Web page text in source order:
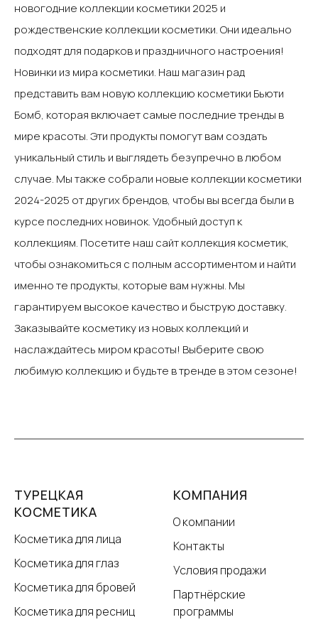
новогодние коллекции косметики 2025 и
рождественские коллекции косметики. Они идеально
подходят для подарков и праздничного настроения!‍
Новинки из мира косметики‍. Наш магазин рад
представить вам новую коллекцию косметики Бьюти
Бомб, которая включает самые последние тренды в
мире красоты. Эти продукты помогут вам создать
уникальный стиль и выглядеть безупречно в любом
случае. Мы также собрали новые коллекции косметики
2024-2025 от других брендов, чтобы вы всегда были в
курсе последних новинок.‍ Удобный доступ к
коллекциям‍. Посетите наш сайт коллекция косметик,
чтобы ознакомиться с полным ассортиментом и найти
именно те продукты, которые вам нужны. Мы
гарантируем высокое качество и быструю доставку.‍
Заказывайте косметику из новых коллекций и
наслаждайтесь миром красоты! Выберите свою
любимую коллекцию и будьте в тренде в этом сезоне!
ТУРЕЦКАЯ
КОСМЕТИКА
Косметика для лица
Косметика для глаз
Косметика для бровей
Косметика для ресниц
КОМПАНИЯ
О компании
Контакты
Условия продажи
Партнёрские
программы